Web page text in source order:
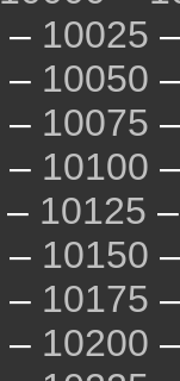
– 10025
– 10050
– 10075
– 10100
– 10125
– 10150
– 10175
– 10200